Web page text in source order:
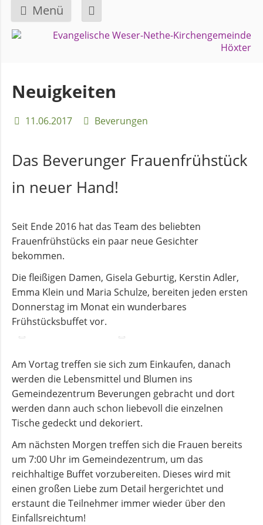
Menü
Navigation
GEMEINDE
Über
uns
Gremien
Ausschüsse
Pfarrer
und
Pfarrerinnen
Gemeindebüro
Weinbergstiftung
AKTUELLES
Neuigkeiten
Terminkalender
Gemeindebrief
Neuigkeiten
11.06.2017 Beverungen
Das Beverunger Frauenfrühstück
in neuer Hand!
Seit Ende 2016 hat das Team des beliebten
Frauenfrühstücks ein paar neue Gesichter
bekommen.
Die fleißigen Damen, Gisela Geburtig, Kerstin Adler,
Emma Klein und Maria Schulze, bereiten jeden ersten
Donnerstag im Monat ein wunderbares
Frühstücksbuffet vor.
Am Vortag treffen sie sich zum Einkaufen, danach
werden die Lebensmittel und Blumen ins
Gemeindezentrum Beverungen gebracht und dort
werden dann auch schon liebevoll die einzelnen
Tische gedeckt und dekoriert.
Am nächsten Morgen treffen sich die Frauen bereits
um 7:00 Uhr im Gemeindezentrum, um das
reichhaltige Buffet vorzubereiten. Dieses wird mit
einen großen Liebe zum Detail hergerichtet und
erstaunt die Teilnehmer immer wieder über den
Einfallsreichtum!